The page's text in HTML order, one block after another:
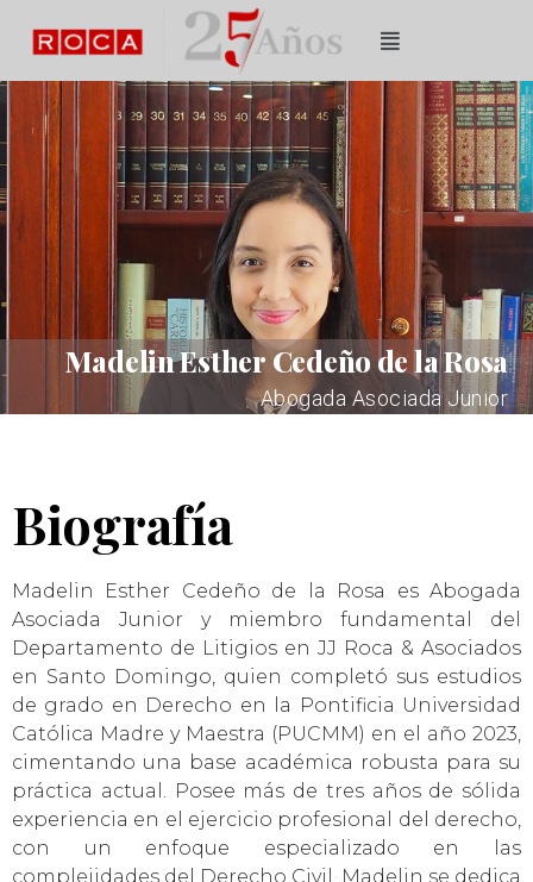
Madelin Esther Cedeño de la Rosa
Abogada Asociada Junior
Biografía
Madelin Esther Cedeño de la Rosa es Abogada
Asociada Junior y miembro fundamental del
Departamento de Litigios en JJ Roca & Asociados
en Santo Domingo, quien completó sus estudios
de grado en Derecho en la Pontificia Universidad
Católica Madre y Maestra (PUCMM) en el año 2023,
cimentando una base académica robusta para su
práctica actual. Posee más de tres años de sólida
experiencia en el ejercicio profesional del derecho,
con un enfoque especializado en las
complejidades del Derecho Civil. Madelin se dedica